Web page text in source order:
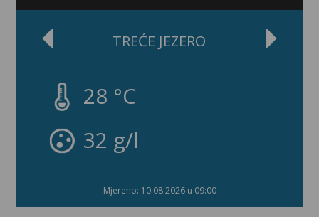
TREĆE JEZERO
28 °C
32 g/l
Mjereno: 10.08.2026 u 09:00